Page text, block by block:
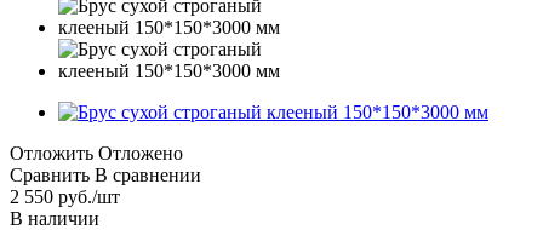
Отложить Отложено
Сравнить В сравнении
2 550 руб./шт
В наличии